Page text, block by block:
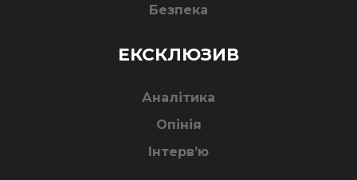
Безпека
ЕКСКЛЮЗИВ
Аналітика
Опінія
Інтерв’ю